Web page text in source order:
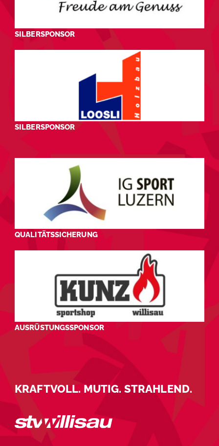
SILBERSPONSOR
SILBERSPONSOR
QUALITÄTSSICHERUNG
AUSRÜSTUNGSSPONSOR
KRAFTVOLL. MUTIG. STRAHLEND.